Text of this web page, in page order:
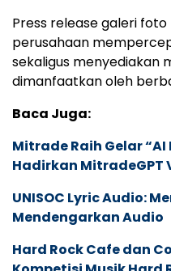
Press release galeri
perusahaan
sekaligus menyediakan
dimanfaatkan oleh
Baca Juga:
Mitrade Raih Gelar “AI
Hadirkan MitradeGPT
UNISOC Lyric Audio:
Mendengarkan Audio
Hard Rock Cafe dan